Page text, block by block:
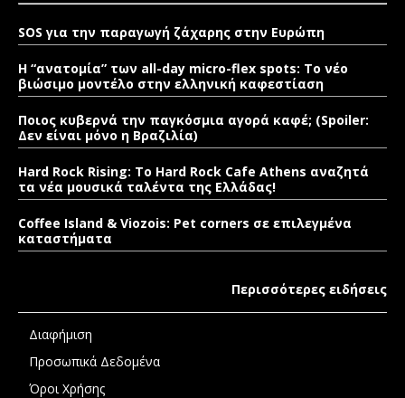
SOS για την παραγωγή ζάχαρης στην Ευρώπη
Η “ανατομία” των all-day micro-flex spots: Το νέο
βιώσιμο μοντέλο στην ελληνική καφεστίαση
Ποιος κυβερνά την παγκόσμια αγορά καφέ; (Spoiler:
Δεν είναι μόνο η Βραζιλία)
Hard Rock Rising: Το Hard Rock Cafe Athens αναζητά
τα νέα μουσικά ταλέντα της Ελλάδας!
Coffee Island & Viozois: Pet corners σε επιλεγμένα
καταστήματα
Περισσότερες ειδήσεις
Διαφήμιση
Προσωπικά Δεδομένα
Όροι Χρήσης